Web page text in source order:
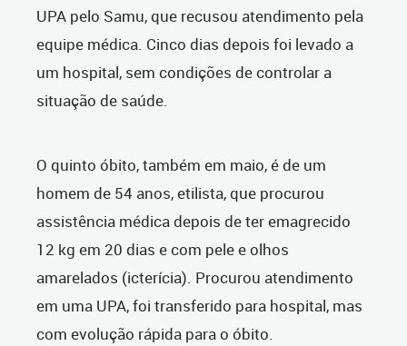
UPA pelo Samu, que recusou atendimento pela
equipe médica. Cinco dias depois foi levado a
um hospital, sem condições de controlar a
situação de saúde.
O quinto óbito, também em maio, é de um
homem de 54 anos, etilista, que procurou
assistência médica depois de ter emagrecido
12 kg em 20 dias e com pele e olhos
amarelados (icterícia). Procurou atendimento
em uma UPA, foi transferido para hospital, mas
com evolução rápida para o óbito.